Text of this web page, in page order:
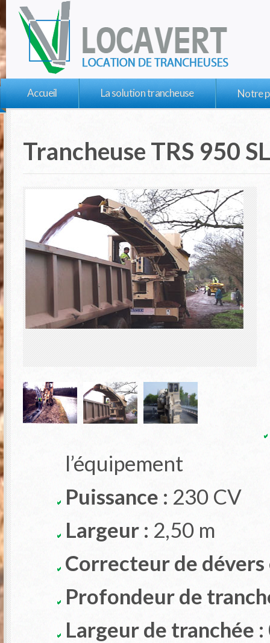
Accueil La solution trancheuse Notre
Trancheuse TRS 950
l’équipement
Puissance : 230 CV
Largeur : 2,50 m
Correcteur de
Profondeur de
Largeur de tranchée :